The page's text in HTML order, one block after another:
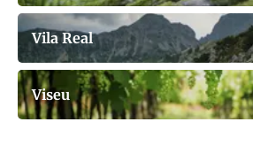
Vila Real
Viseu